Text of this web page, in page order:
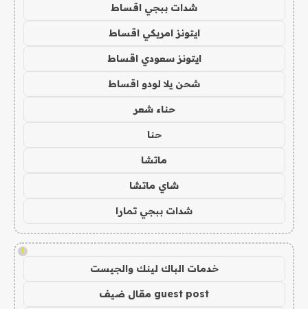
شدات ببجي اقساط
ايتونز امريكي اقساط
ايتونز سعودي اقساط
شحن يلا لودو اقساط
حناء شعر
حنا
ماتشا
شاي ماتشا
شدات ببجي تمارا
!
خدمات الباك لينك والجيست
guest post مقال ضيف